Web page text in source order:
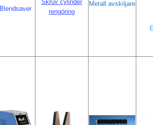
Blendsaver
Skruv cylinder
rengöring
Metall avskiljare